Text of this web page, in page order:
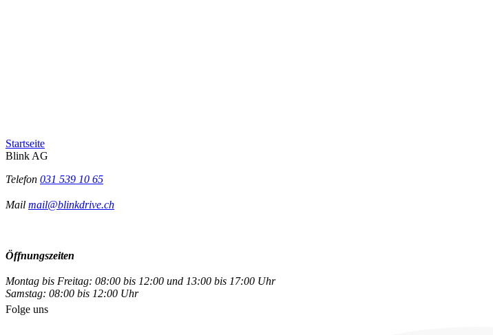
Startseite
Blink AG
Telefon 031 539 10 65
Mail mail@blinkdrive.ch
Öffnungszeiten
Montag bis Freitag: 08:00 bis 12:00 und 13:00 bis 17:00 Uhr
Samstag: 08:00 bis 12:00 Uhr
Folge uns